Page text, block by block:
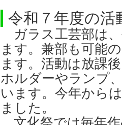
令和７年度の活
ガラス工芸部は
ます。兼部も可能
ます。活動は放課
ホルダーやランプ
います。今年から
ました。